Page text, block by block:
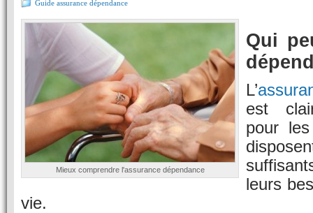
Guide assurance dépendance
Mieux comprendre l'assurance dépendance
Qui
L’
est
pour
leurs
vie.